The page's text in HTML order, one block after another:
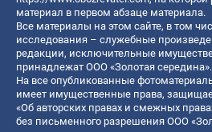
материал в первом абзаце материала.
Все материалы на этом сайте, в том
исследования – служебные
редакции, исключительные
принадлежат ООО «Золотая середина».
На все опубликованные
имеет имущественные права,
«Об авторских правах и смежных
без письменного разрешения ООО